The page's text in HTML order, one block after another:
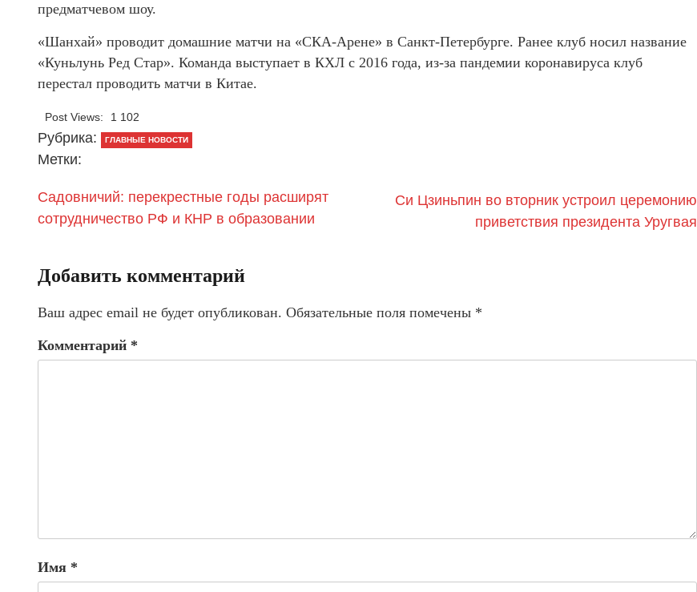
предматчевом шоу.
«Шанхай» проводит домашние матчи на «СКА-Арене» в Санкт-Петербурге. Ранее клуб носил название
«Куньлунь Ред Стар». Команда выступает в КХЛ с 2016 года, из-за пандемии коронавируса клуб
перестал проводить матчи в Китае.
Post Views: 1 102
Рубрика: ГЛАВНЫЕ НОВОСТИ
Метки:
Садовничий: перекрестные годы расширят
сотрудничество РФ и КНР в образовании
Си Цзиньпин во вторник устроил церемонию
приветствия президента Уругвая
Добавить комментарий
Ваш адрес email не будет опубликован. Обязательные поля помечены *
Комментарий *
Имя *